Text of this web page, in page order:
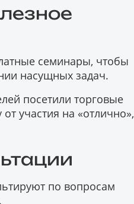
семинары, чтобы
насущных задач.
посетили торговые
участия на «отлично»,
по вопросам